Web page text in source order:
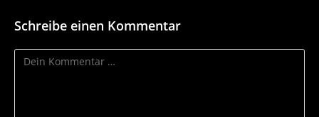
Schreibe einen Kommentar
Kommentar